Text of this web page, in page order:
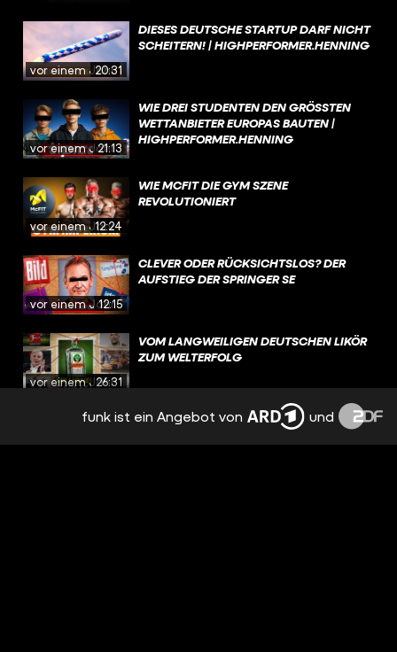
vor einem Jahr
20:31
DIESES DEUTSCHE STARTUP DARF NICHT
SCHEITERN! | HIGHPERFORMER.HENNING
vor einem Jahr
21:13
WIE DREI STUDENTEN DEN GRÖSSTEN W
ETTANBIETER EUROPAS BAUTEN | H
IGHPERFORMER.HENNING
vor einem Jahr
12:24
WIE MCFIT DIE GYM SZENE
REVOLUTIONIERT
vor einem Jahr
12:15
CLEVER ODER RÜCKSICHTSLOS? DER
AUFSTIEG DER SPRINGER SE
vor einem Jahr
26:31
VOM LANGWEILIGEN DEUTSCHEN LIKÖR
ZUM WELTERFOLG
DIE GEHEIMEN GELDMASCHINEN DER
SUPERREICHEN: FAMILY OFFICES
funk ist ein Angebot von und